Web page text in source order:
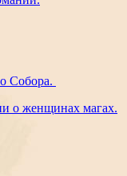
Собора.
о женщинах магах.